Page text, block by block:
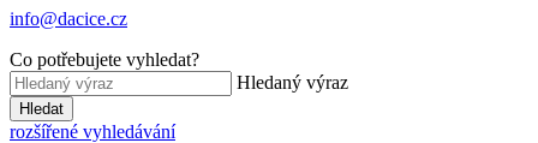
info@dacice.cz
Co potřebujete vyhledat?
Hledaný výraz
Hledat
rozšířené vyhledávání